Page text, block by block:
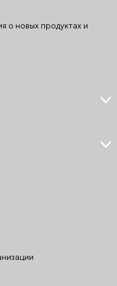
о новых продуктах и